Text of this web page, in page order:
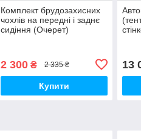
Комплект брудозахисних
чохлів на передні і заднє
сидіння (Очерет)
2 300₴ 2 335 ₴
Купити
13